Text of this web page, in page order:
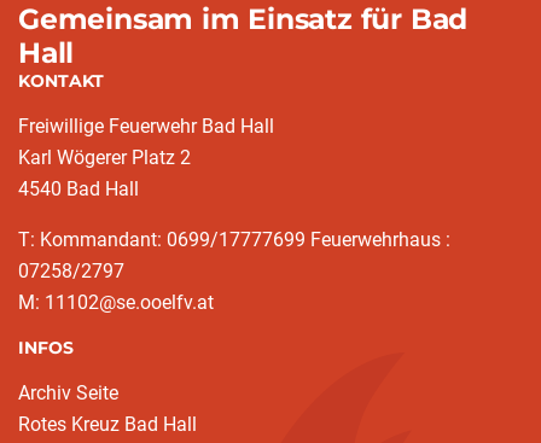
Gemeinsam im Einsatz für Bad
Hall
KONTAKT
Freiwillige Feuerwehr Bad Hall
Karl Wögerer Platz 2
4540 Bad Hall
T: Kommandant: 0699/17777699 Feuerwehrhaus :
07258/2797
M: 11102@se.ooelfv.at
INFOS
Archiv Seite
Rotes Kreuz Bad Hall